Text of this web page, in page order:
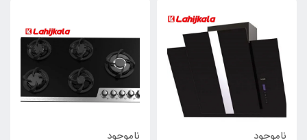
ناموجود ناموجود